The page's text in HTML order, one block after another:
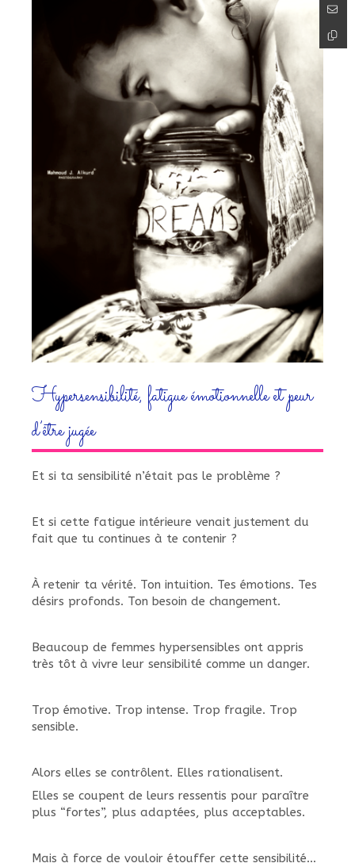
Hypersensibilité, fatigue émotionnelle et peur
d’être jugée
Et si ta sensibilité n’était pas le problème ?
Et si cette fatigue intérieure venait justement du
fait que tu continues à te contenir ?
À retenir ta vérité. Ton intuition. Tes émotions. Tes
désirs profonds. Ton besoin de changement.
Beaucoup de femmes hypersensibles ont appris
très tôt à vivre leur sensibilité comme un danger.
Trop émotive. Trop intense. Trop fragile. Trop
sensible.
Alors elles se contrôlent. Elles rationalisent.
Elles se coupent de leurs ressentis pour paraître
plus “fortes”, plus adaptées, plus acceptables.
Mais à force de vouloir étouffer cette sensibilité…